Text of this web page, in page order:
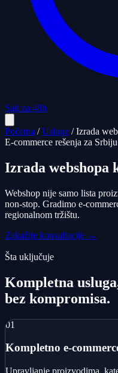
Sajt za 48h
Početna / Usluge / Izrada
E-commerce rešenja za
Izrada webshopa
Webshop nije samo lista
non-stop. Gradimo e-
regionalnom tržištu.
Zakažite konsultacije →
Šta uključuje
Kompletna
bez kompromisa.
01
Kompletno e-
Upravljanje proizvodima,